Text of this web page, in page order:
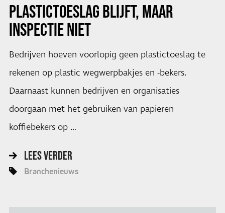
PLASTICTOESLAG BLIJFT, MAAR
INSPECTIE NIET
Bedrijven hoeven voorlopig geen plastictoeslag te
rekenen op plastic wegwerpbakjes en -bekers.
Daarnaast kunnen bedrijven en organisaties
doorgaan met het gebruiken van papieren
koffiebekers op …
LEES VERDER
Branchenieuws